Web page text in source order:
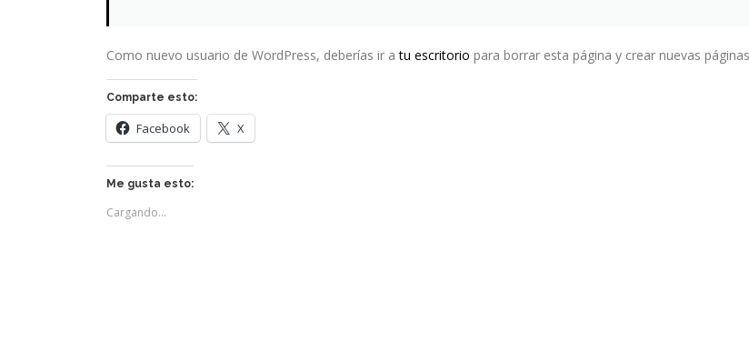
Como nuevo usuario de WordPress, deberías ir atu escritorio para borrar esta página y crear nuevas
Comparte esto:
Facebook X
Me gusta esto:
Cargando...